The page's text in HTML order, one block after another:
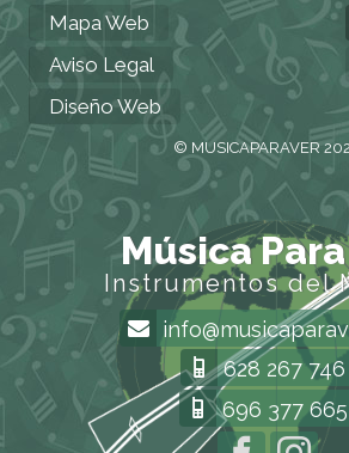
Mapa Web
Aviso Legal
Diseño Web
© MUSICAPARAVER
Música
Instrumentos del
628 267 746
696 377 665